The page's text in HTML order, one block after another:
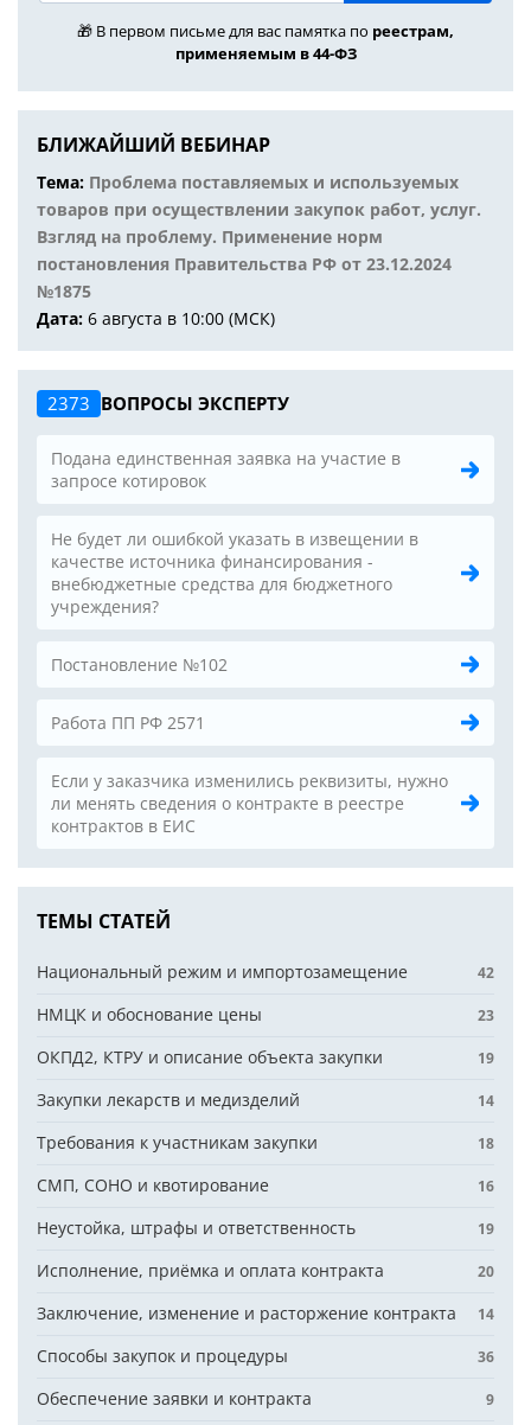
🎁 В первом письме для вас памятка по реестрам,
применяемым в 44-ФЗ
БЛИЖАЙШИЙ ВЕБИНАР
Тема: Проблема поставляемых и используемых
товаров при осуществлении закупок работ, услуг.
Взгляд на проблему. Применение норм
постановления Правительства РФ от 23.12.2024
№1875
Дата: 6 августа в 10:00 (МСК)
2373 ВОПРОСЫ ЭКСПЕРТУ
Подана единственная заявка на участие в
запросе котировок
Не будет ли ошибкой указать в извещении в
качестве источника финансирования -
внебюджетные средства для бюджетного
учреждения?
Постановление №102
Работа ПП РФ 2571
Если у заказчика изменились реквизиты, нужно
ли менять сведения о контракте в реестре
контрактов в ЕИС
ТЕМЫ СТАТЕЙ
Национальный режим и импортозамещение 42
НМЦК и обоснование цены 23
ОКПД2, КТРУ и описание объекта закупки 19
Закупки лекарств и медизделий 14
Требования к участникам закупки 18
СМП, СОНО и квотирование 16
Неустойка, штрафы и ответственность 19
Исполнение, приёмка и оплата контракта 20
Заключение, изменение и расторжение контракта 14
Способы закупок и процедуры 36
Обеспечение заявки и контракта 9